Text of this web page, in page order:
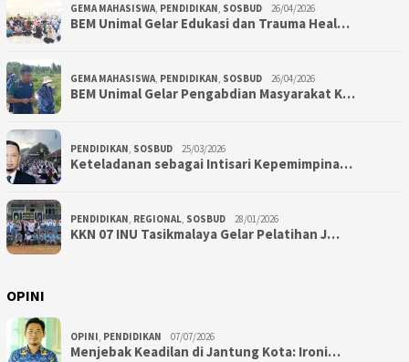
GEMA MAHASISWA PENDIDIKAN SOSBUD 26/04/2026
BEM Unimal Gelar Edukasi dan Trauma Heal…
GEMA MAHASISWA PENDIDIKAN SOSBUD 26/04/2026
BEM Unimal Gelar Pengabdian Masyarakat K…
PENDIDIKAN SOSBUD 25/03/2026
Keteladanan sebagai Intisari Kepemimpina…
PENDIDIKAN REGIONAL SOSBUD 28/01/2026
KKN 07 INU Tasikmalaya Gelar Pelatihan J…
OPINI
OPINI PENDIDIKAN 07/07/2026
Menjebak Keadilan di Jantung Kota: Ironi…